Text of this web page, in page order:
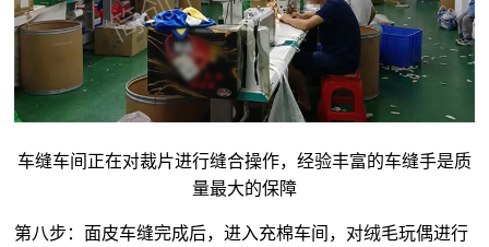
车缝车间正在对裁片进行缝合操作，经验丰富的车缝手是质
量最大的保障
第八步：面皮车缝完成后，进入充棉车间，对绒毛玩偶进行